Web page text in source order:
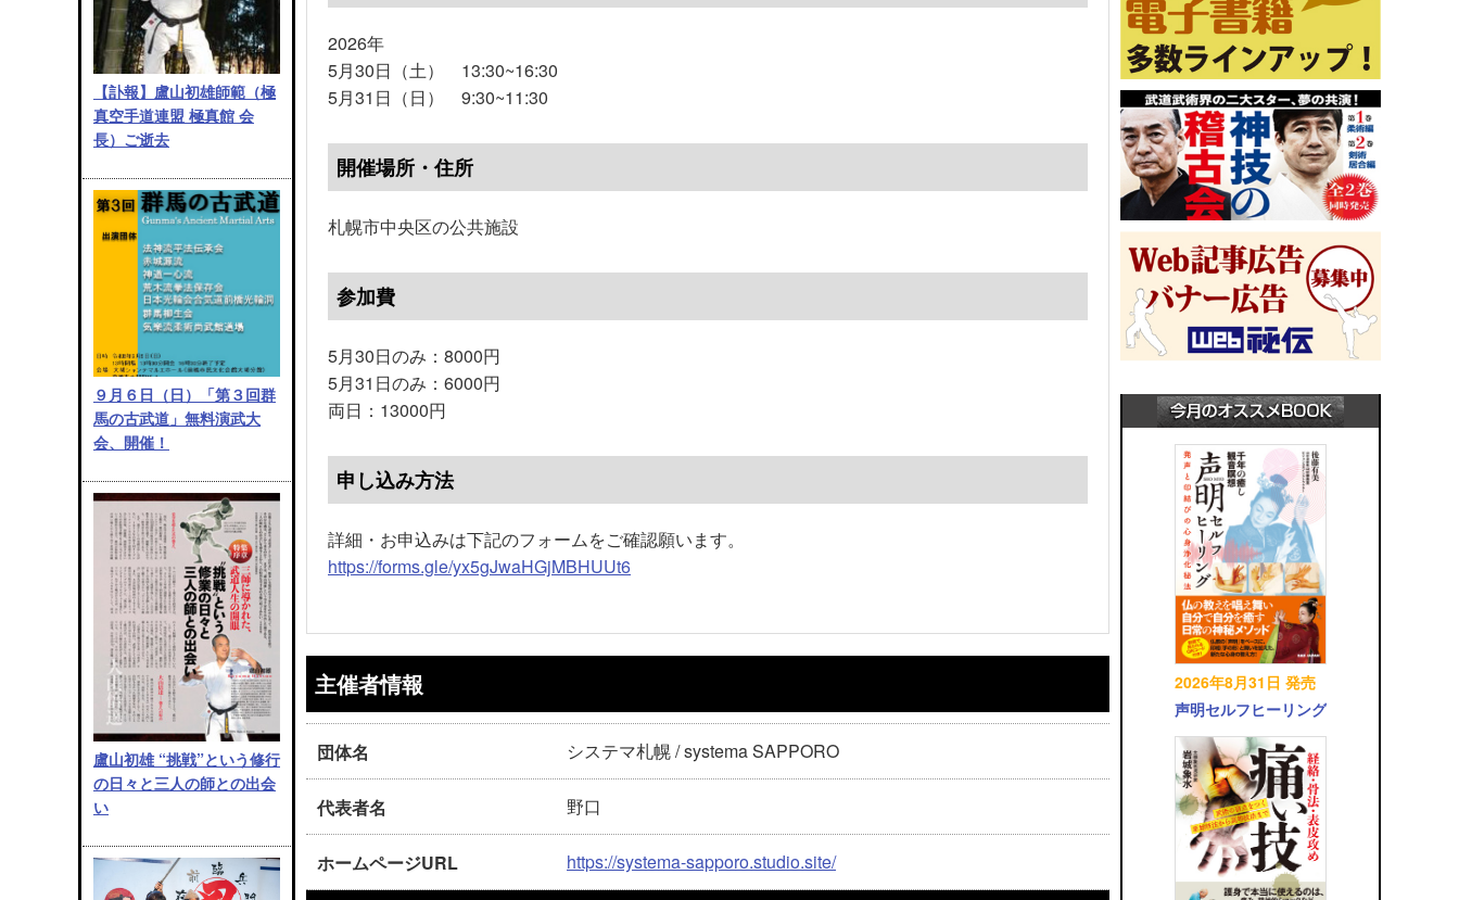
【訃報】盧山初雄師範（極
真空手道連盟 極真館 会
長）ご逝去
９月６日（日）「第３回群
馬の古武道」無料演武大
会、開催！
盧山初雄 “挑戦”という修行
の日々と三人の師との出会
い
2026年
5月30日（土） 13:30~16:30
5月31日（日） 9:30~11:30
開催場所・住所
札幌市中央区の公共施設
参加費
5月30日のみ：8000円
5月31日のみ：6000円
両日：13000円
申し込み方法
詳細・お申込みは下記のフォームをご確認願います。
https://forms.gle/yx5gJwaHGjMBHUUt6
主催者情報
団体名 システマ札幌 / systema SAPPORO
代表者名 野口
ホームページURL https://systema-sapporo.studio.site/
2026年8月31日 発売
声明セルフヒーリング